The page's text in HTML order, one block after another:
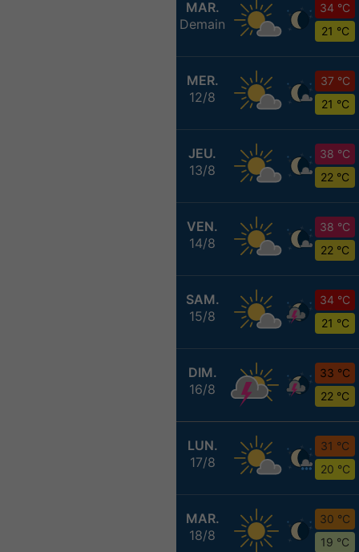
MAR.
Demain
34 °C
21 °C
MER.
12/8
37 °C
21 °C
JEU.
13/8
38 °C
22 °C
VEN.
14/8
38 °C
22 °C
SAM.
15/8
34 °C
21 °C
DIM.
16/8
33 °C
22 °C
LUN.
17/8
31 °C
20 °C
MAR.
18/8
30 °C
19 °C